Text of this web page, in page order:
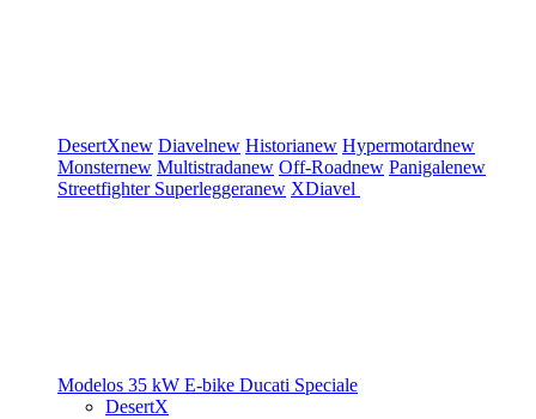
DesertXnew Diavelnew Historianew Hypermotardnew
Monsternew Multistradanew Off-Roadnew Panigalenew
Streetfighter Superleggeranew XDiavel
Modelos 35 kW E-bike Ducati Speciale
DesertX